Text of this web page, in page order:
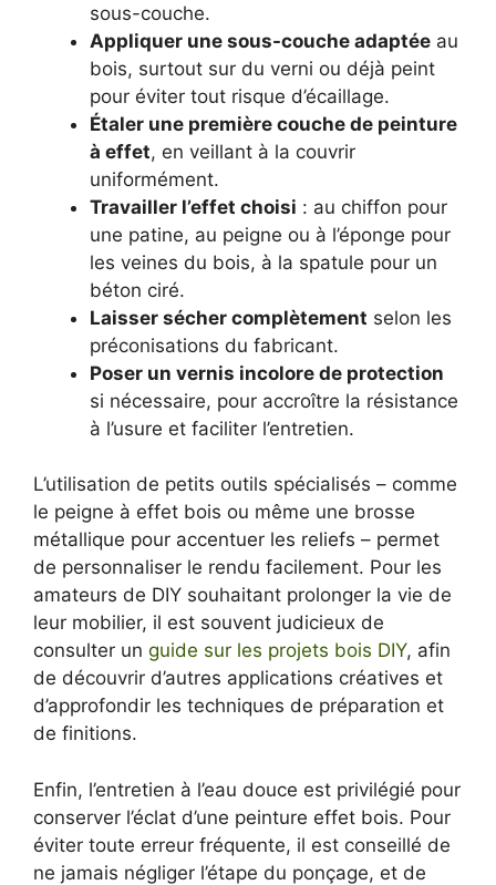
sous-couche.
Appliquer une sous-couche adaptée au
bois, surtout sur du verni ou déjà peint
pour éviter tout risque d’écaillage.
Étaler une première couche de peinture
à effet, en veillant à la couvrir
uniformément.
Travailler l’effet choisi : au chiffon pour
une patine, au peigne ou à l’éponge pour
les veines du bois, à la spatule pour un
béton ciré.
Laisser sécher complètement selon les
préconisations du fabricant.
Poser un vernis incolore de protection
si nécessaire, pour accroître la résistance
à l’usure et faciliter l’entretien.
L’utilisation de petits outils spécialisés – comme
le peigne à effet bois ou même une brosse
métallique pour accentuer les reliefs – permet
de personnaliser le rendu facilement. Pour les
amateurs de DIY souhaitant prolonger la vie de
leur mobilier, il est souvent judicieux de
consulter un guide sur les projets bois DIY, afin
de découvrir d’autres applications créatives et
d’approfondir les techniques de préparation et
de finitions.
Enfin, l’entretien à l’eau douce est privilégié pour
conserver l’éclat d’une peinture effet bois. Pour
éviter toute erreur fréquente, il est conseillé de
ne jamais négliger l’étape du ponçage, et de